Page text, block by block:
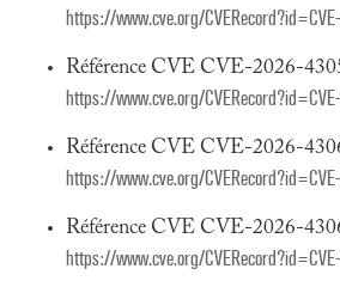
https://www.cve.org/
Référence CVE CVE-2026-
https://www.cve.org/
Référence CVE CVE-2026-
https://www.cve.org/
Référence CVE CVE-2026-
https://www.cve.org/